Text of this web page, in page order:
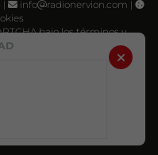
| info
radionervion.com |
bajo los términos y
Términos de servicio